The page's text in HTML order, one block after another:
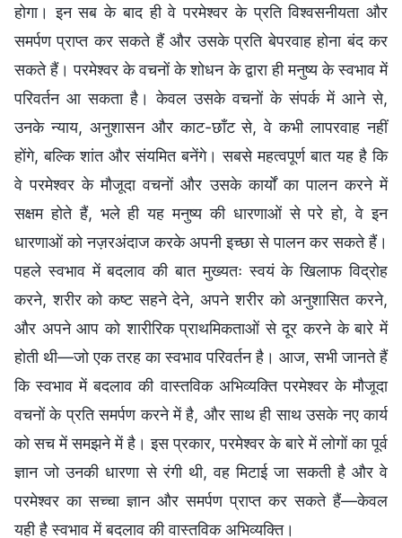
होगा। इन सब के बाद ही वे परमेश्वर के प्रति विश्वसनीयता और
समर्पण प्राप्त कर सकते हैं और उसके प्रति बेपरवाह होना बंद कर
सकते हैं। परमेश्वर के वचनों के शोधन के द्वारा ही मनुष्य के स्वभाव में
परिवर्तन आ सकता है। केवल उसके वचनों के संपर्क में आने से,
उनके न्याय, अनुशासन और काट-छाँट से, वे कभी लापरवाह नहीं
होंगे, बल्कि शांत और संयमित बनेंगे। सबसे महत्वपूर्ण बात यह है कि
वे परमेश्वर के मौजूदा वचनों और उसके कार्यों का पालन करने में
सक्षम होते हैं, भले ही यह मनुष्य की धारणाओं से परे हो, वे इन
धारणाओं को नज़रअंदाज करके अपनी इच्छा से पालन कर सकते हैं।
पहले स्वभाव में बदलाव की बात मुख्यतः स्वयं के खिलाफ विद्रोह
करने, शरीर को कष्ट सहने देने, अपने शरीर को अनुशासित करने,
और अपने आप को शारीरिक प्राथमिकताओं से दूर करने के बारे में
होती थी—जो एक तरह का स्वभाव परिवर्तन है। आज, सभी जानते हैं
कि स्वभाव में बदलाव की वास्तविक अभिव्यक्ति परमेश्वर के मौजूदा
वचनों के प्रति समर्पण करने में है, और साथ ही साथ उसके नए कार्य
को सच में समझने में है। इस प्रकार, परमेश्वर के बारे में लोगों का पूर्व
ज्ञान जो उनकी धारणा से रंगी थी, वह मिटाई जा सकती है और वे
परमेश्वर का सच्चा ज्ञान और समर्पण प्राप्त कर सकते हैं—केवल
यही है स्वभाव में बदलाव की वास्तविक अभिव्यक्ति।